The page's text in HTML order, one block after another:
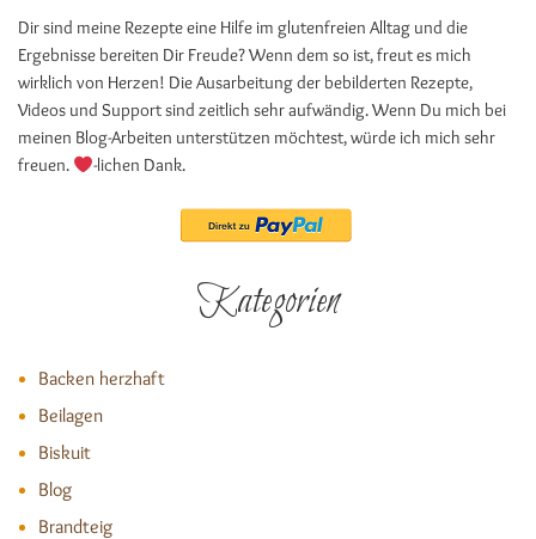
Dir sind meine Rezepte eine Hilfe im glutenfreien Alltag und die
Ergebnisse bereiten Dir Freude? Wenn dem so ist, freut es mich
wirklich von Herzen! Die Ausarbeitung der bebilderten Rezepte,
Videos und Support sind zeitlich sehr aufwändig. Wenn Du mich bei
meinen Blog-Arbeiten unterstützen möchtest, würde ich mich sehr
freuen.
-lichen Dank.
Kategorien
Backen herzhaft
Beilagen
Biskuit
Blog
Brandteig